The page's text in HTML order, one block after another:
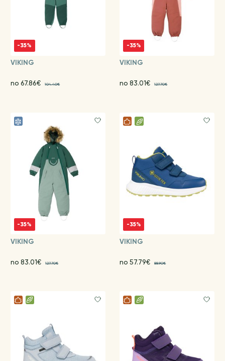
-35%
VIKING
no 67.86€ 104.40€
-35%
VIKING
no 83.01€ 127.70€
-35%
VIKING
no 83.01€ 127.70€
-35%
VIKING
no 57.79€ 88.90€